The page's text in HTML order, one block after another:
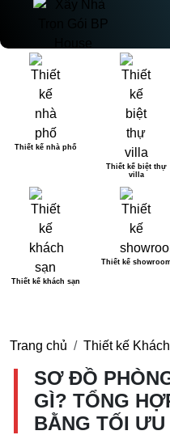
Thiết kế nhà phố
Thiết kế biệt thự
villa
Thiết kế khách sạn
Thiết kế
Trang chủ Thiết kế
SƠ ĐỒ
GÌ? TỔNG
BẰNG TỐI ƯU